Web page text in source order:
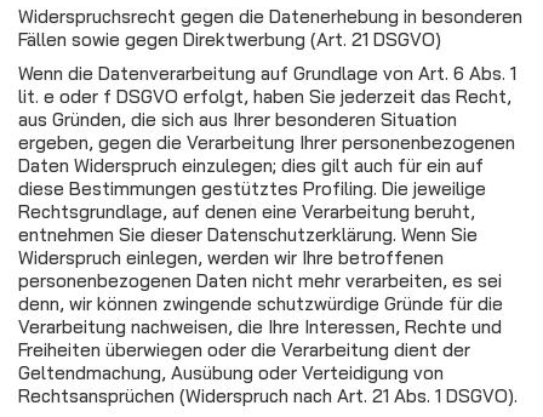
Widerspruchsrecht gegen die Datenerhebung in besonderen
Fällen sowie gegen Direktwerbung (Art. 21 DSGVO)
Wenn die Datenverarbeitung auf Grundlage von Art. 6 Abs. 1
lit. e oder f DSGVO erfolgt, haben Sie jederzeit das Recht,
aus Gründen, die sich aus Ihrer besonderen Situation
ergeben, gegen die Verarbeitung Ihrer personenbezogenen
Daten Widerspruch einzulegen; dies gilt auch für ein auf
diese Bestimmungen gestütztes Profiling. Die jeweilige
Rechtsgrundlage, auf denen eine Verarbeitung beruht,
entnehmen Sie dieser Datenschutzerklärung. Wenn Sie
Widerspruch einlegen, werden wir Ihre betroffenen
personenbezogenen Daten nicht mehr verarbeiten, es sei
denn, wir können zwingende schutzwürdige Gründe für die
Verarbeitung nachweisen, die Ihre Interessen, Rechte und
Freiheiten überwiegen oder die Verarbeitung dient der
Geltendmachung, Ausübung oder Verteidigung von
Rechtsansprüchen (Widerspruch nach Art. 21 Abs. 1 DSGVO).